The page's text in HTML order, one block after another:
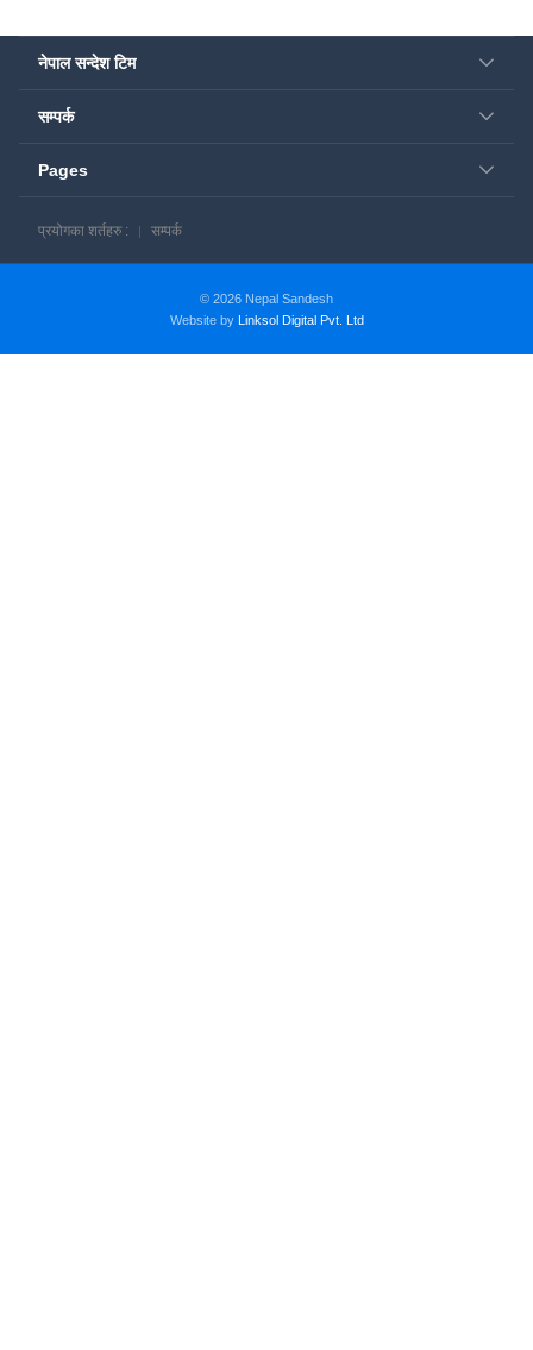
नेपाल सन्देश टिम
सम्पर्क
Pages
प्रयोगका शर्तहरु : सम्पर्क
© 2026 Nepal Sandesh
Website by Linksol Digital Pvt. Ltd